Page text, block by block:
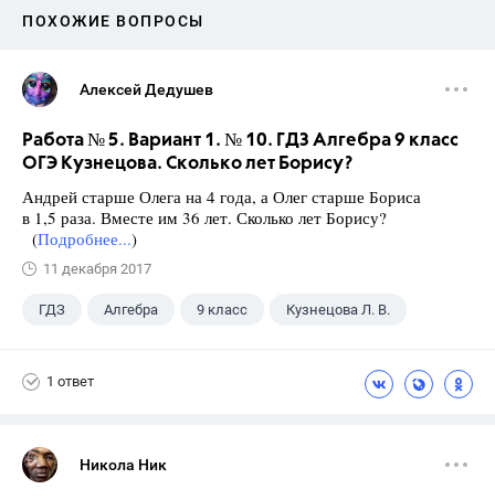
ПОХОЖИЕ ВОПРОСЫ
Алексей Дедушев
Работа № 5. Вариант 1. № 10. ГДЗ Алгебра 9 класс
ОГЭ Кузнецова. Сколько лет Борису?
Андрей старше Олега на 4 года, а Олег старше Бориса
в 1,5 раза. Вместе им 36 лет. Сколько лет Борису?
(Подробнее...)
11 декабря 2017
ГДЗ Алгебра 9 класс Кузнецова Л. В.
1 ответ
Никола Ник